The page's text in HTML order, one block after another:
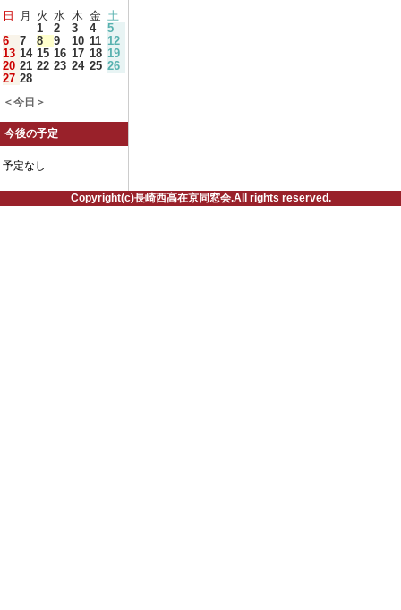
日 月 火 水 木 金 土
1
2 3 4
5
6
7 8 9 10 11 12
13 14 15 16 17 18 19
20 21 22 23 24 25 26
27 28
＜今日＞
今後の予定
予定なし
Copyright(c)長崎西高在京同窓会.All rights reserved.